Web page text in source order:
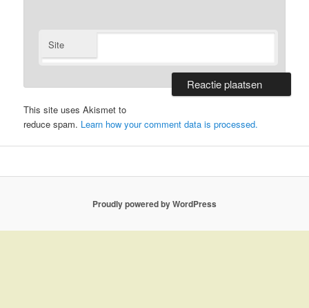
Site
This site uses Akismet to
reduce spam. Learn how your comment data is processed.
Proudly powered by WordPress